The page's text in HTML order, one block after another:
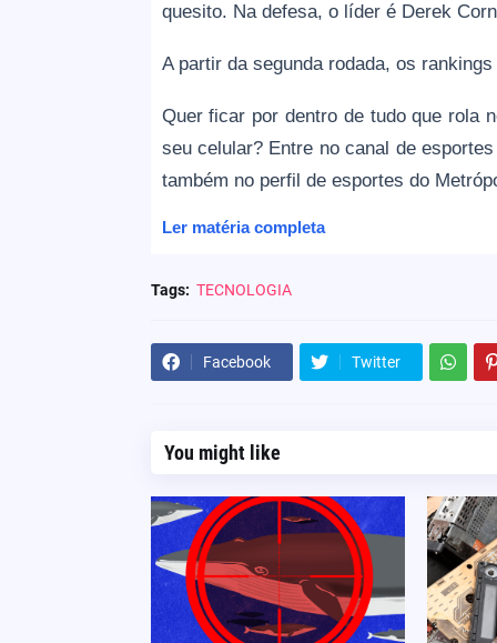
quesito. Na defesa, o líder é Derek
A partir da segunda rodada, os
Quer ficar por dentro de tudo que rola
seu celular? Entre no canal de
também no perfil de esportes do
Ler matéria completa
Tags: TECNOLOGIA
Facebook Twitter
You might like